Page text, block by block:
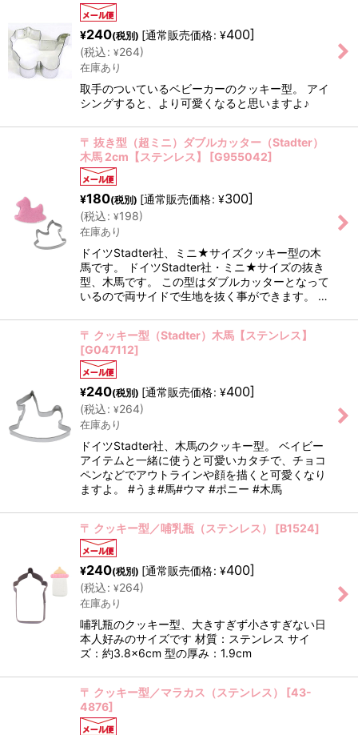
¥240(税別) [通常販売価格: ¥400]
(税込: ¥264)
在庫あり
取手のついているベビーカーのクッキー型。 アイ
シングすると、より可愛くなると思いますよ♪
〒 抜き型（超ミニ）ダブルカッター（Stadter）
木馬 2cm【ステンレス】
[G955042]
¥180(税別) [通常販売価格: ¥300]
(税込: ¥198)
在庫あり
ドイツStadter社、ミニ★サイズクッキー型の木
馬です。 ドイツStadter社・ミニ★サイズの抜き
型、木馬です。 この型はダブルカッターとなって
いるので両サイドで生地を抜く事ができます。 …
〒 クッキー型（Stadter）木馬【ステンレス】
[G047112]
¥240(税別) [通常販売価格: ¥400]
(税込: ¥264)
在庫あり
ドイツStadter社、木馬のクッキー型。 ベイビー
アイテムと一緒に使うと可愛いカタチで、チョコ
ペンなどでアウトラインや顔を描くと可愛くなり
ますよ。 #うま#馬#ウマ #ポニー #木馬
〒 クッキー型／哺乳瓶（ステンレス） [B1524]
¥240(税別) [通常販売価格: ¥400]
(税込: ¥264)
在庫あり
哺乳瓶のクッキー型、大きすぎず小さすぎない日
本人好みのサイズです 材質：ステンレス サイ
ズ：約3.8×6cm 型の厚み：1.9cm
〒 クッキー型／マラカス（ステンレス） [43-
4876]